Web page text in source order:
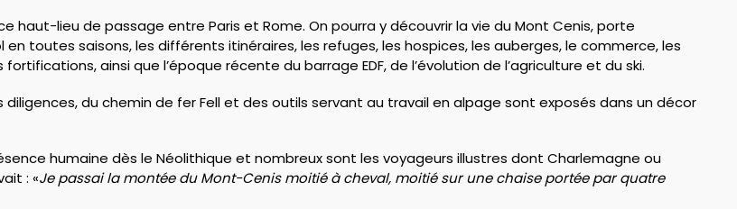
haut-lieu de passage entre Paris et Rome. On pourra y découvrir la vie du Mont Cenis, porte
toutes saisons, les différents itinéraires, les refuges, les hospices, les auberges, le commerce, les
ainsi que l’époque récente du barrage EDF, de l’évolution de l’agriculture et du ski.
du chemin de fer Fell et des outils servant au travail en alpage sont exposés dans un décor
humaine dès le Néolithique et nombreux sont les voyageurs illustres dont Charlemagne ou
: «Je passai la montée du Mont-Cenis moitié à cheval, moitié sur une chaise portée par quatre